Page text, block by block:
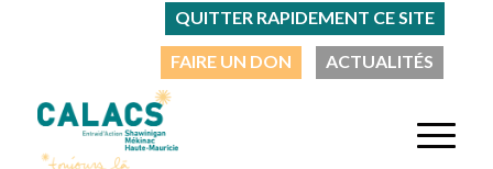
FAIRE UN DON ACTUALITÉS
QUITTER RAPIDEMENT CE SITE